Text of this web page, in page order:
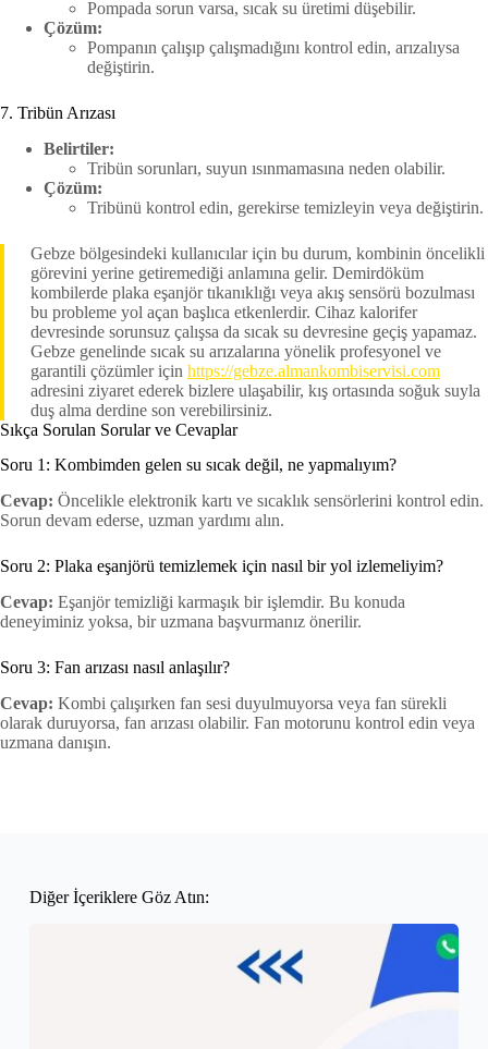
Pompada sorun varsa, sıcak su üretimi düşebilir.
Çözüm:
Pompanın çalışıp çalışmadığını kontrol edin, arızalıysa
değiştirin.
7. Tribün Arızası
Belirtiler:
Tribün sorunları, suyun ısınmamasına neden olabilir.
Çözüm:
Tribünü kontrol edin, gerekirse temizleyin veya değiştirin.
Gebze bölgesindeki kullanıcılar için bu durum, kombinin öncelikli
görevini yerine getiremediği anlamına gelir. Demirdöküm
kombilerde plaka eşanjör tıkanıklığı veya akış sensörü bozulması
bu probleme yol açan başlıca etkenlerdir. Cihaz kalorifer
devresinde sorunsuz çalışsa da sıcak su devresine geçiş yapamaz.
Gebze genelinde sıcak su arızalarına yönelik profesyonel ve
garantili çözümler için https://gebze.almankombiservisi.com
adresini ziyaret ederek bizlere ulaşabilir, kış ortasında soğuk suyla
duş alma derdine son verebilirsiniz.
Sıkça Sorulan Sorular ve Cevaplar
Soru 1: Kombimden gelen su sıcak değil, ne yapmalıyım?
Cevap: Öncelikle elektronik kartı ve sıcaklık sensörlerini kontrol edin.
Sorun devam ederse, uzman yardımı alın.
Soru 2: Plaka eşanjörü temizlemek için nasıl bir yol izlemeliyim?
Cevap: Eşanjör temizliği karmaşık bir işlemdir. Bu konuda
deneyiminiz yoksa, bir uzmana başvurmanız önerilir.
Soru 3: Fan arızası nasıl anlaşılır?
Cevap: Kombi çalışırken fan sesi duyulmuyorsa veya fan sürekli
olarak duruyorsa, fan arızası olabilir. Fan motorunu kontrol edin veya
uzmana danışın.
Diğer İçeriklere Göz Atın: